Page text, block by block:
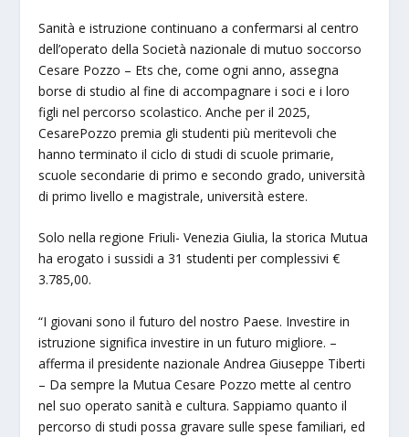
Sanità e istruzione continuano a confermarsi al centro
dell’operato della Società nazionale di mutuo soccorso
Cesare Pozzo – Ets che, come ogni anno, assegna
borse di studio al fine di accompagnare i soci e i loro
figli nel percorso scolastico. Anche per il 2025,
CesarePozzo premia gli studenti più meritevoli che
hanno terminato il ciclo di studi di scuole primarie,
scuole secondarie di primo e secondo grado, università
di primo livello e magistrale, università estere.
Solo nella regione Friuli- Venezia Giulia, la storica Mutua
ha erogato i sussidi a 31 studenti per complessivi €
3.785,00.
“I giovani sono il futuro del nostro Paese. Investire in
istruzione significa investire in un futuro migliore. –
afferma il presidente nazionale Andrea Giuseppe Tiberti
– Da sempre la Mutua Cesare Pozzo mette al centro
nel suo operato sanità e cultura. Sappiamo quanto il
percorso di studi possa gravare sulle spese familiari, ed